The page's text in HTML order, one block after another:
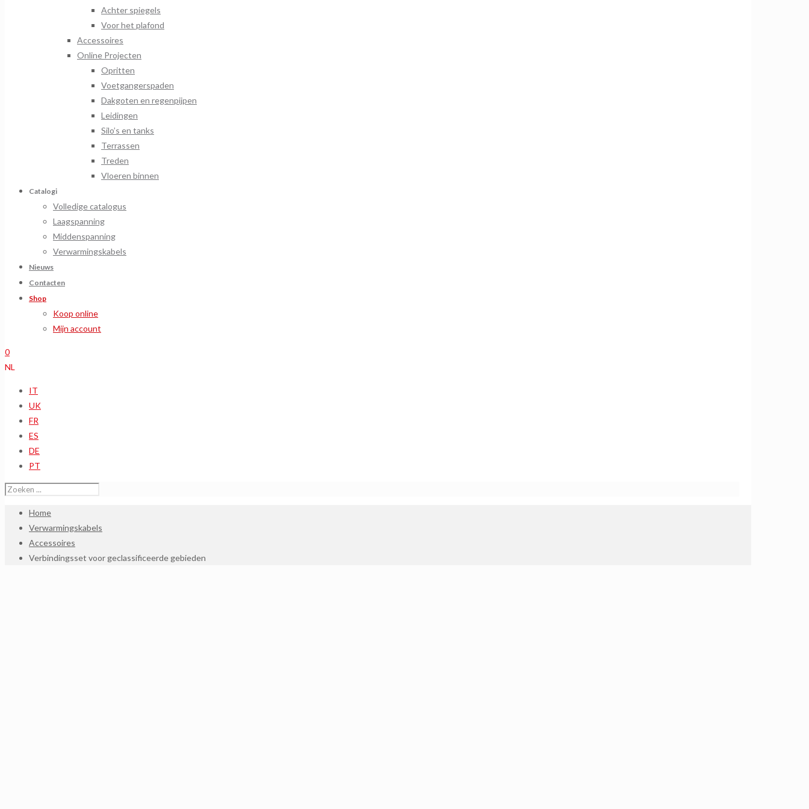
Achter spiegels
Voor het plafond
Accessoires
Online Projecten
Opritten
Voetgangerspaden
Dakgoten en regenpijpen
Leidingen
Silo’s en tanks
Terrassen
Treden
Vloeren binnen
Catalogi
Volledige catalogus
Laagspanning
Middenspanning
Verwarmingskabels
Nieuws
Contacten
Shop
Koop online
Mijn account
0
NL
IT
UK
FR
ES
DE
PT
Home
Verwarmingskabels
Accessoires
Verbindingsset voor geclassificeerde gebieden